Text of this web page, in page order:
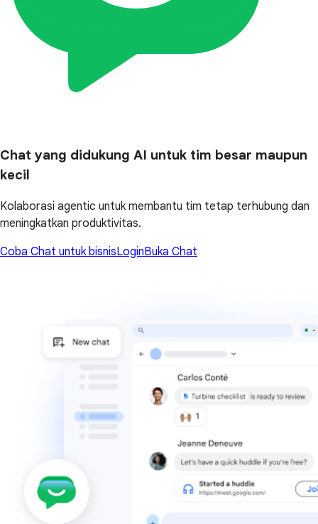
Chat yang didukung AI untuk tim besar maupun
kecil
Kolaborasi agentic untuk membantu tim tetap terhubung dan
meningkatkan produktivitas.
Coba Chat untuk bisnisLoginBuka Chat